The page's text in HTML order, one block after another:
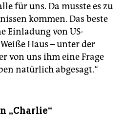
für uns. Da musste es zu
kommen. Das beste
Einladung von US-
Haus – unter der
von uns ihm eine Frage
natürlich abgesagt.“
„Charlie“